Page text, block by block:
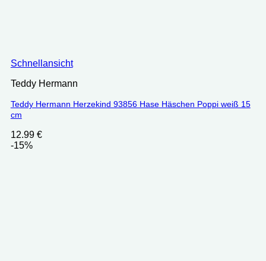
Schnellansicht
Teddy Hermann
Teddy Hermann Herzekind 93856 Hase Häschen Poppi weiß 15
cm
12.99 €
-15%